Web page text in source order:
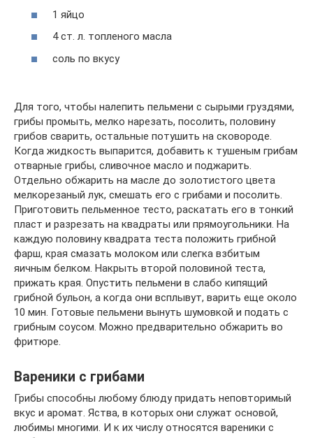
1 яйцо
4 ст. л. топленого масла
соль по вкусу
Для того, чтобы налепить пельмени с сырыми груздями,
грибы промыть, мелко нарезать, посолить, половину
грибов сварить, остальные потушить на сковороде.
Когда жидкость выпарится, добавить к тушеным грибам
отварные грибы, сливочное масло и поджарить.
Отдельно обжарить на масле до золотистого цвета
мелкорезаный лук, смешать его с грибами и посолить.
Приготовить пельменное тесто, раскатать его в тонкий
пласт и разрезать на квадраты или прямоугольники. На
каждую половину квадрата теста положить грибной
фарш, края смазать молоком или слегка взбитым
яичным белком. Накрыть второй половиной теста,
прижать края. Опустить пельмени в слабо кипящий
грибной бульон, а когда они всплывут, варить еще около
10 мин. Готовые пельмени вынуть шумовкой и подать с
грибным соусом. Можно предварительно обжарить во
фритюре.
Вареники с грибами
Грибы способны любому блюду придать неповторимый
вкус и аромат. Яства, в которых они служат основой,
любимы многими. И к их числу относятся вареники с